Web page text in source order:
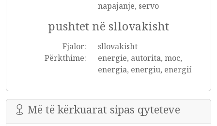
napajanje, servo
pushtet në sllovakisht
Fjalor:
sllovakisht
Përkthime:
energie, autorita, moc,
energia, energiu, energií
Më të kërkuarat sipas qyteteve